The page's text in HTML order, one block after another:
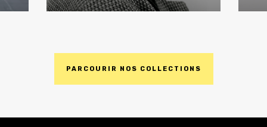
PARCOURIR NOS COLLECTIONS